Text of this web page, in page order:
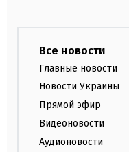
Все новости
Главные новости
Новости Украины
Прямой эфир
Видеоновости
Аудионовости